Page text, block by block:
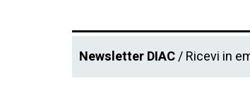
Newsletter DIAC/ Ricevi in